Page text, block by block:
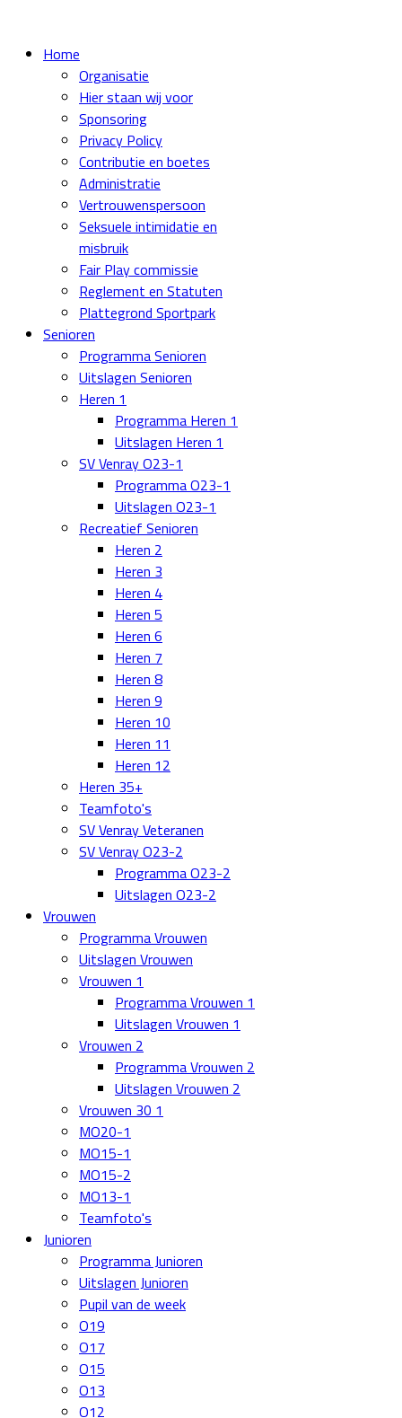
Home
Organisatie
Hier staan wij voor
Sponsoring
Privacy Policy
Contributie en boetes
Administratie
Vertrouwenspersoon
Seksuele intimidatie en
misbruik
Fair Play commissie
Reglement en Statuten
Plattegrond Sportpark
Senioren
Programma Senioren
Uitslagen Senioren
Heren 1
Programma Heren 1
Uitslagen Heren 1
SV Venray O23-1
Programma O23-1
Uitslagen O23-1
Recreatief Senioren
Heren 2
Heren 3
Heren 4
Heren 5
Heren 6
Heren 7
Heren 8
Heren 9
Heren 10
Heren 11
Heren 12
Heren 35+
Teamfoto's
SV Venray Veteranen
SV Venray O23-2
Programma O23-2
Uitslagen O23-2
Vrouwen
Programma Vrouwen
Uitslagen Vrouwen
Vrouwen 1
Programma Vrouwen 1
Uitslagen Vrouwen 1
Vrouwen 2
Programma Vrouwen 2
Uitslagen Vrouwen 2
Vrouwen 30 1
MO20-1
MO15-1
MO15-2
MO13-1
Teamfoto's
Junioren
Programma Junioren
Uitslagen Junioren
Pupil van de week
O19
O17
O15
O13
O12